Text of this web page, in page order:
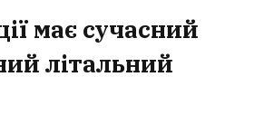
має сучасний
літальний